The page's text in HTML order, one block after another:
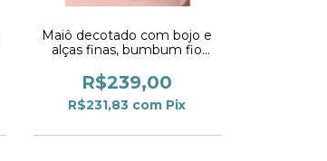
Maiô decotado com bojo e
alças finas, bumbum fio
R$239,00
R$231,83 com Pix